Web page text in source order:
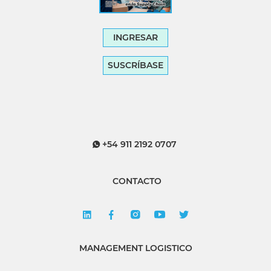
INGRESAR
SUSCRÍBASE
+54 911 2192 0707
CONTACTO
MANAGEMENT LOGISTICO